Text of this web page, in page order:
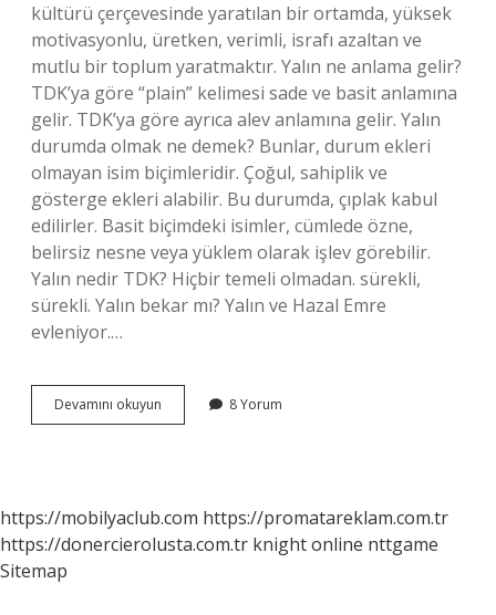
kültürü çerçevesinde yaratılan bir ortamda, yüksek
motivasyonlu, üretken, verimli, israfı azaltan ve
mutlu bir toplum yaratmaktır. Yalın ne anlama gelir?
TDK’ya göre “plain” kelimesi sade ve basit anlamına
gelir. TDK’ya göre ayrıca alev anlamına gelir. Yalın
durumda olmak ne demek? Bunlar, durum ekleri
olmayan isim biçimleridir. Çoğul, sahiplik ve
gösterge ekleri alabilir. Bu durumda, çıplak kabul
edilirler. Basit biçimdeki isimler, cümlede özne,
belirsiz nesne veya yüklem olarak işlev görebilir.
Yalın nedir TDK? Hiçbir temeli olmadan. sürekli,
sürekli. Yalın bekar mı? Yalın ve Hazal Emre
evleniyor.…
Devamını okuyun
Kalmak
8 Yorum
https://mobilyaclub.com https://promatareklam.com.tr
https://donercierolusta.com.tr knight online nttgame
Sitemap